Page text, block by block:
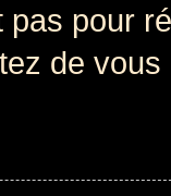
pour
de